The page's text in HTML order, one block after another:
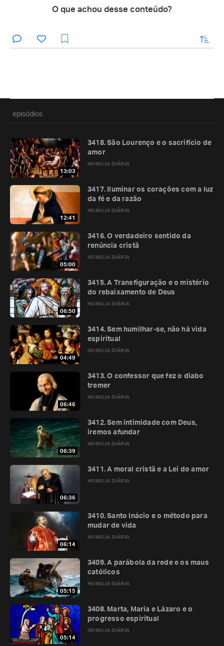
O que achou desse conteúdo?
enviar
episódios
13:03
HOMILIA DIÁRIA
3418. São Lourenço e o sacrifício de
amor
12:41
HOMILIA DIÁRIA
3417. Iluminar os corações com a luz
da fé e da razão
05:00
HOMILIA DIÁRIA
3416. O verdadeiro sentido da
renúncia cristã
06:50
HOMILIA DIÁRIA
3415. A Transfiguração e o mistério
do rebaixamento de Deus
04:49
HOMILIA DIÁRIA
3414. Sem humilhar-se, não há vida
espiritual
06:46
HOMILIA DIÁRIA
3413. O confessor que fez o diabo
tremer
06:39
HOMILIA DIÁRIA
3412. Sem intimidade com Deus,
iremos afundar
06:36
HOMILIA DIÁRIA
3411. A moral cristã e a Lei do amor
06:14
HOMILIA DIÁRIA
3410. Santo Inácio e o método para
mudar de vida
05:15
HOMILIA DIÁRIA
3409. A parábola da rede e os maus
católicos
05:14
HOMILIA DIÁRIA
3408. Marta, Maria e Lázaro e o
progresso espiritual